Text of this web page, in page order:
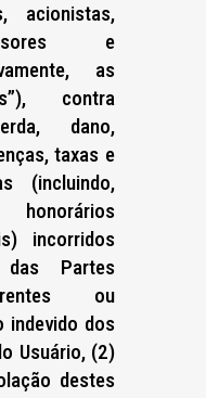
acionistas,
e
as
contra
dano,
taxas e
(incluindo,
incorridos
Partes
ou
indevido dos
Usuário, (2)
destes